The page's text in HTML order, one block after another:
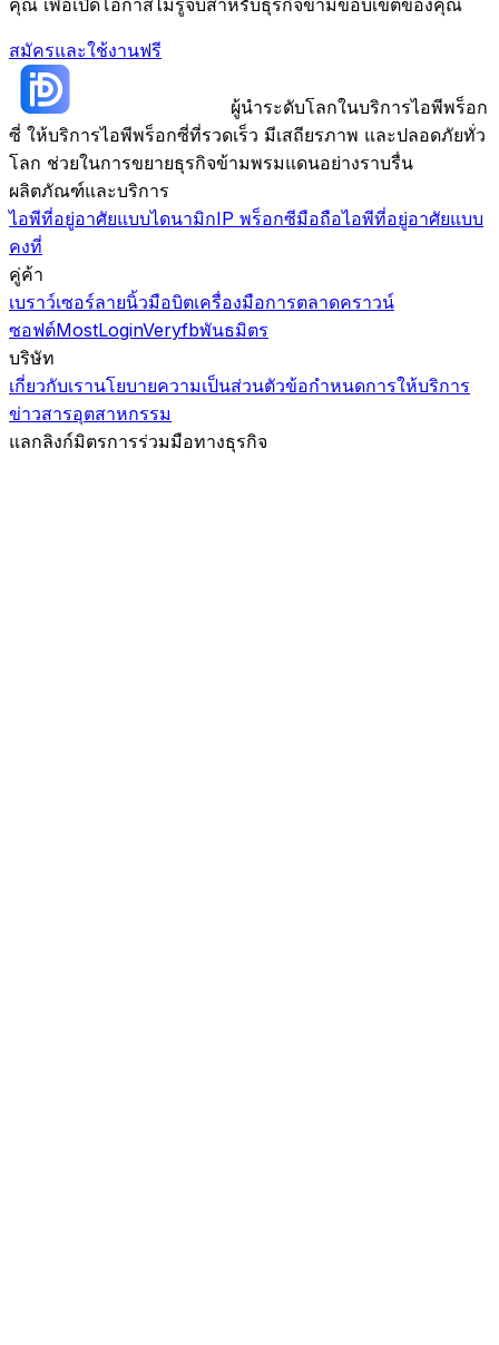
คุณ เพื่อเปิดโอกาสไม่รู้จบสำหรับธุรกิจข้ามขอบเขตของคุณ
สมัครและใช้งานฟรี
ผู้นำระดับโลกในบริการไอพีพร็อก
ซี่ ให้บริการไอพีพร็อกซี่ที่รวดเร็ว มีเสถียรภาพ และปลอดภัยทั่ว
โลก ช่วยในการขยายธุรกิจข้ามพรมแดนอย่างราบรื่น
ผลิตภัณฑ์และบริการ
ไอพีที่อยู่อาศัยแบบไดนามิกIP พร็อกซีมือถือไอพีที่อยู่อาศัยแบบ
คงที่
คู่ค้า
เบราว์เซอร์ลายนิ้วมือบิตเครื่องมือการตลาดคราวน์
ซอฟต์MostLoginVeryfbพันธมิตร
บริษัท
เกี่ยวกับเรานโยบายความเป็นส่วนตัวข้อกำหนดการให้บริการ
ข่าวสารอุตสาหกรรม
แลกลิงก์มิตรการร่วมมือทางธุรกิจ